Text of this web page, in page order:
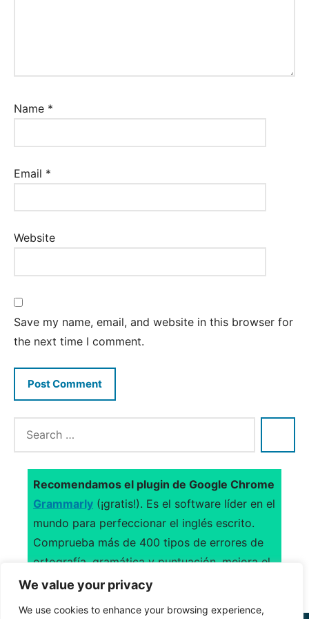
We value your privacy
We use cookies to enhance your browsing experience,
Name *
Email *
Website
Save my name, email, and website in this browser for
the next time I comment.
Recomendamos el plugin de Google Chrome
Grammarly (¡gratis!). Es el software líder en el
mundo para perfeccionar el inglés escrito.
Comprueba más de 400 tipos de errores de
ortografía, gramática y puntuación, mejora el
uso del vocabulario y sugiere citas.